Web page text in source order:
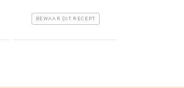
BEWAAR DIT RECEPT